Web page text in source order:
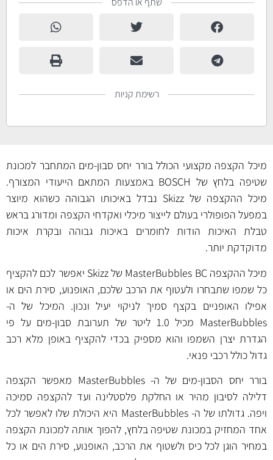
רשימת קניות
מיכל הקצפה מקצועי הכולל בורר יחס סבון-מים המתחבר למכונת
שטיפה בלחץ של BOSCH באמצעות המתאם הייעודי המצורף.
מיכל ההקצפה של Skizz נבדל באיכותו הגבוהה כשהוא מיוצר
במפעל הפופולרי בעולם לייצור מיכלי ואקדחי הקצפה ומדורג בראש
טבלת האיכות הודות לחומרים באיכות גבוהה ובקרת איכות
מדוקדקת יותר.
מיכל ההקצפה MasterBubbles BC של Skizz יאפשר לכם להקציף
כל שמפו שתבחרו ולעטוף את הרכב שלכם, האופנוע, סירת הים או
אפילו האופניים בקצף סמיך לניקוי יעיל ונכון. המיכל של ה-
MasterBubbles מכיל 1.0 ליטר של תערובת סבון-מים על פי
הגדרת יצרן השמפו והוא מספיק בכדי להקציף באופן מלא רכב
גדול כולל רכבי פנאי.
בורר יחס הסבון-מים של ה- MasterBubbles מאפשר הקצפה
דלילה לסיבון מהיר או החלקת פלסטלינה ועד להקצפה סמיכה
ויפה. גדולתו של ה- MasterBubbles היא היכולת שלו לאפשר לכל
אחד המחזיק במכונת שטיפה בלחץ, להפוך אותה למכונת הקצפה
במחיר הוגן לכל כיס ולשטוף את הרכב, האופנוע, סירת הים או כל